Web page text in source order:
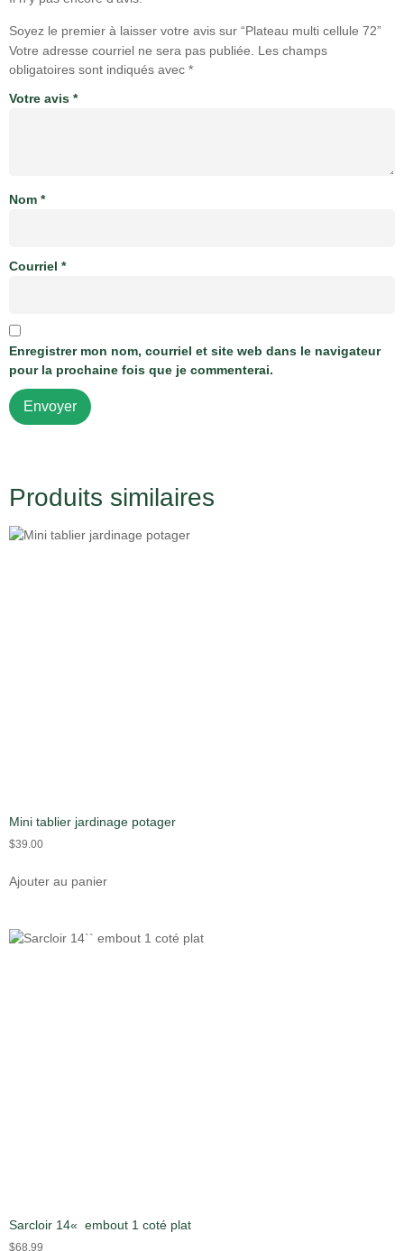
Soyez le premier à laisser votre avis sur “Plateau multi cellule 72”
Votre adresse courriel ne sera pas publiée.
Les champs
obligatoires sont indiqués avec *
Votre avis *
Nom *
Courriel *
Enregistrer mon nom, courriel et site web dans le navigateur
pour la prochaine fois que je commenterai.
Produits similaires
Mini tablier jardinage potager
$39.00
Ajouter au panier
Sarcloir 14« embout 1 coté plat
$68.99